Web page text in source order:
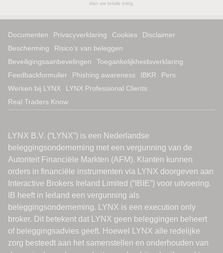
dan uw totale inleg.
Documenten Privacyverklaring Cookies
Disclaimer
Bescherming
Risico’s van beleggen
Beveiligingsaanbevelingen
Toegankelijkheidsverklaring
Feedbackformulier
Phishing awareness IBKR
Pers
Werken bij LYNX
LYNX Professional Clients
Real Traders Know